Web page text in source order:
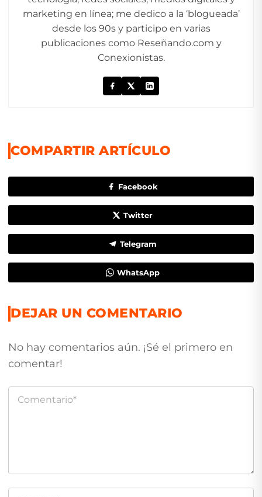
marketing en línea; me dedico a la ‘blogueada’
desde los 90s y participo en varias
publicaciones como Reseñando.com y
Conexionistas.
COMPARTIR ARTÍCULO
Facebook
Twitter
Telegram
WhatsApp
DEJAR UN COMENTARIO
No hay comentarios aún. ¡Sé el primero en
comentar!